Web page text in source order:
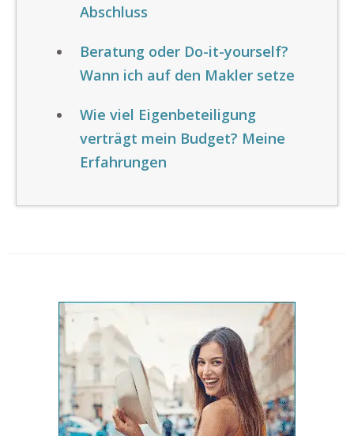
Abschluss
Beratung oder Do-it-yourself?
Wann ich auf den Makler setze
Wie viel Eigenbeteiligung
verträgt mein Budget? Meine
Erfahrungen